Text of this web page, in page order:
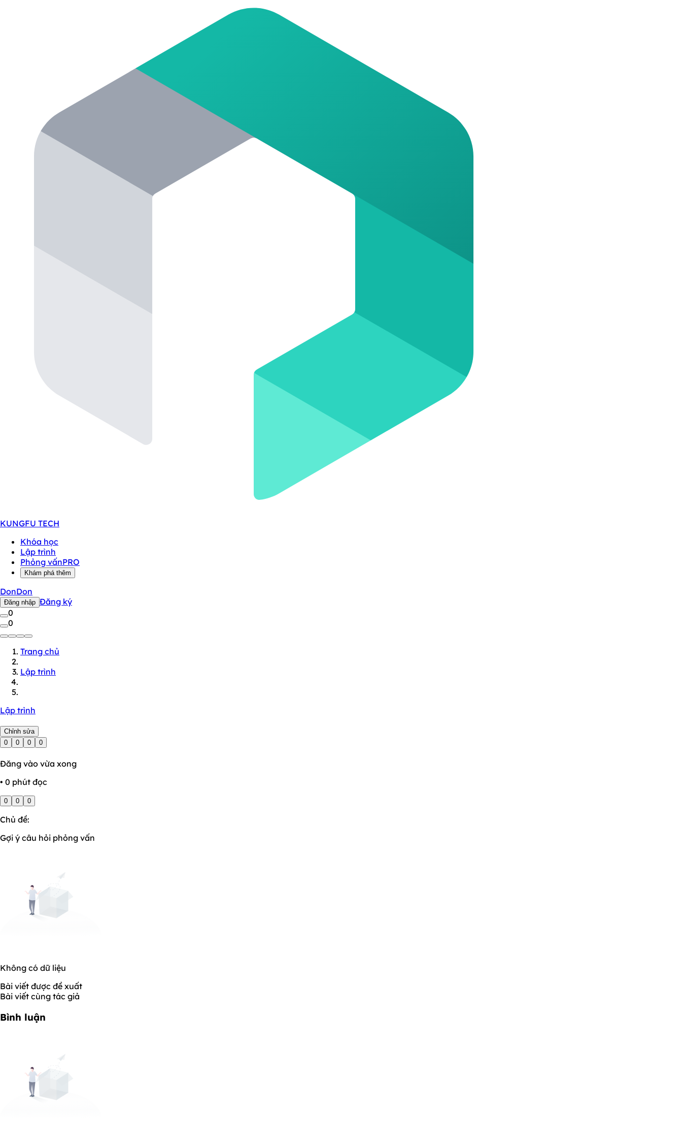
KUNGFU TECH
Khóa học
Lập trình
Phỏng vấnPRO
Khám phá thêm
DonDon
Đăng nhập Đăng ký
0
0
Trang chủ
Lập trình
Lập trình
Chỉnh sửa
0
0 0 0
Đăng vào vừa xong
• 0 phút đọc
0 0 0
Chủ đề:
Gợi ý câu hỏi phỏng vấn
Không có dữ liệu
Bài viết được đề xuất
Bài viết cùng tác giả
Bình luận